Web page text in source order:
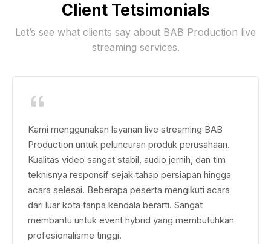
Client Tetsimonials
Let’s see what clients say about BAB Production live
streaming services.
Kami menggunakan layanan live streaming BAB
Production untuk peluncuran produk perusahaan.
Kualitas video sangat stabil, audio jernih, dan tim
teknisnya responsif sejak tahap persiapan hingga
acara selesai. Beberapa peserta mengikuti acara
dari luar kota tanpa kendala berarti. Sangat
membantu untuk event hybrid yang membutuhkan
profesionalisme tinggi.